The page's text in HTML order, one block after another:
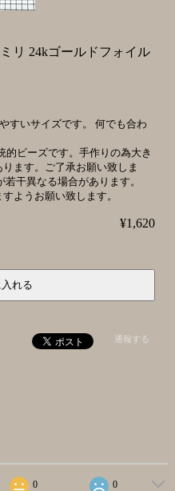
リ 24kゴールドフォイル
すいサイズです。 何でも合わ
的ビーズです。手作りの為大き
ます。ご了承お願い致しま
干異なる場合があります。
ようお願い致します。
¥1,620
通報する
0 0